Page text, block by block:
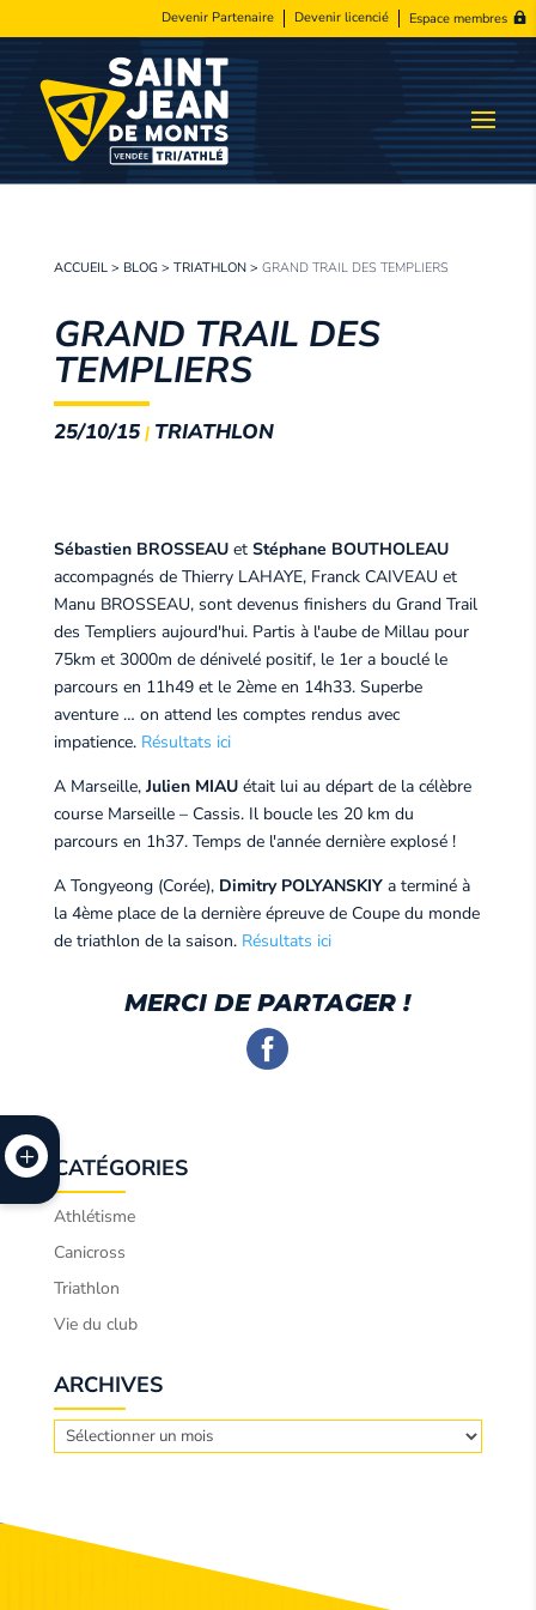
Devenir Partenaire Devenir licencié Espace membres
ACCUEIL> BLOG > TRIATHLON> GRAND TRAIL DES TEMPLIERS
GRAND TRAIL DES
TEMPLIERS
25/10/15| TRIATHLON
Sébastien BROSSEAU et Stéphane BOUTHOLEAU
accompagnés de Thierry LAHAYE, Franck CAIVEAU et
Manu BROSSEAU, sont devenus finishers du Grand Trail
des Templiers aujourd'hui. Partis à l'aube de Millau pour
75km et 3000m de dénivelé positif, le 1er a bouclé le
parcours en 11h49 et le 2ème en 14h33. Superbe
aventure … on attend les comptes rendus avec
impatience. Résultats ici
A Marseille, Julien MIAUétait lui au départ de la célèbre
course Marseille – Cassis. Il boucle les 20 km du
parcours en 1h37. Temps de l'année dernière explosé !
A Tongyeong (Corée), Dimitry POLYANSKIYa terminé à
la 4ème place de la dernière épreuve de Coupe du monde
de triathlon de la saison. Résultats ici
MERCI DE PARTAGER !
CATÉGORIES
Athlétisme
Canicross
Triathlon
Vie du club
ARCHIVES
Archives